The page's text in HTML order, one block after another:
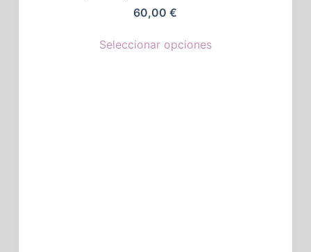
60,00€
Seleccionar opciones